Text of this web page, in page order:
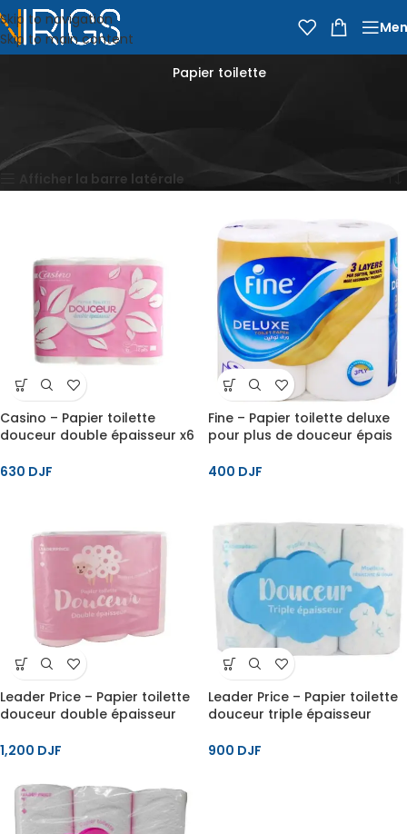
Skip to navigation
Skip to main content
Papier toilette
Papier toilette
5 résultats affichés
Afficher la barre latérale
Casino – Papier toilette
douceur double épaisseur x6
630 DJF
Fine – Papier toilette deluxe
pour plus de douceur épais
rouleaux
400 DJF
Leader Price – Papier toilette
douceur double épaisseur
rouleaux
1,200 DJF
Leader Price – Papier toilette
douceur triple épaisseur
rouleaux
900 DJF